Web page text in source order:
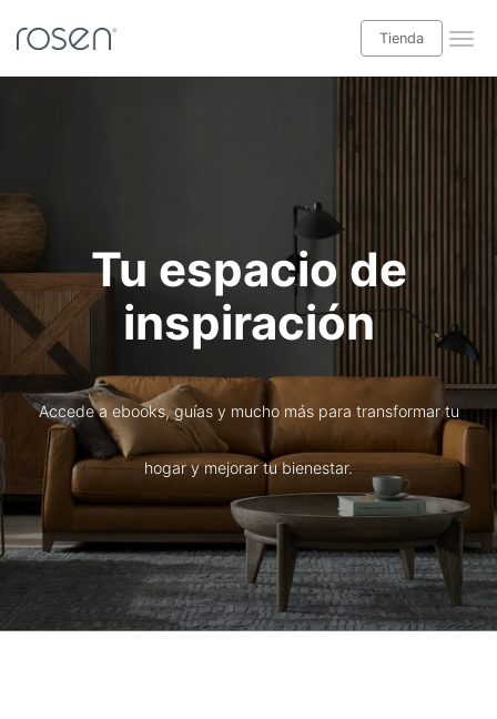
Tienda
Descanso
Salud y bienestar
Decoración interior
Casas y exteriores
Especial niños
Ideas hogar
Productos
Tu espacio de
inspiración
Accede a ebooks, guías y mucho más para transformar tu
hogar y mejorar tu bienestar.